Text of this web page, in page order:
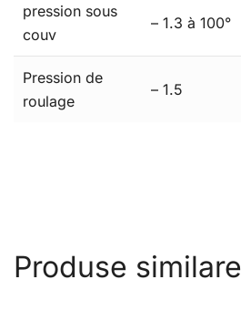
pression sous
couv
– 1.3 à 100°
Pression de
roulage
– 1.5
Produse similare